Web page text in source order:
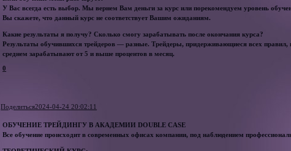
У Вас всегда есть выбор. Мы вернем Вам деньги за курс или порекомендуем уровень
Вы скажете, что данный курс не соответствует Вашим ожиданиям.
Какие результаты я получу? Сколько смогу зарабатывать после окончания курса?
Результаты обучившихся трейдеров — разные. Трейдеры, придерживающиеся всех правил,
среднем зарабатывают от 5 и выше процентов в месяц.
0
Поделиться2024-04-24 20:02:11
ОБУЧЕНИЕ ТРЕЙДИНГУ В АКАДЕМИИ DOUBLE CASE
Все обучение происходит в современных офисах компании, под наблюдением